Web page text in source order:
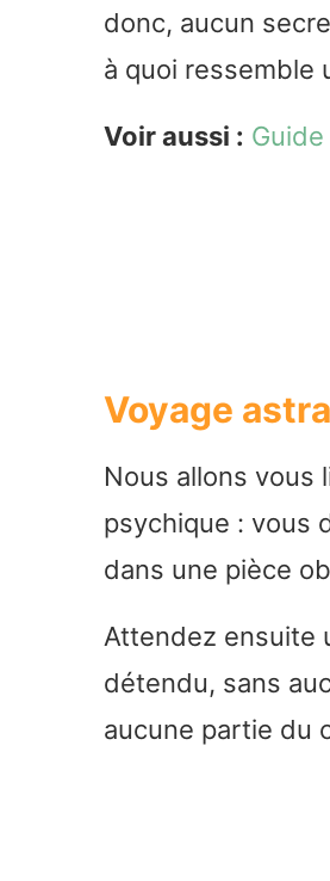
donc, aucun
à quoi ressemble
Voir aussi :
Voyage
Nous allons vous
psychique : vous
dans une pièce
Attendez ensuite
détendu, sans
aucune partie du